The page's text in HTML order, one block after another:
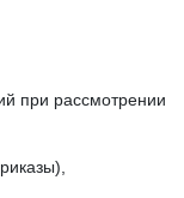
при рассмотрении